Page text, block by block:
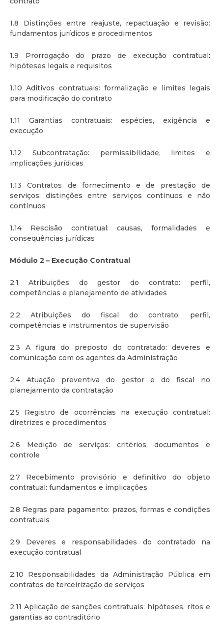
1.8 Distinções entre reajuste, repactuação e revisão:
fundamentos jurídicos e procedimentos
1.9 Prorrogação do prazo de execução contratual:
hipóteses legais e requisitos
1.10 Aditivos contratuais: formalização e limites legais
para modificação do contrato
1.11 Garantias contratuais: espécies, exigência e
execução
1.12 Subcontratação: permissibilidade, limites e
implicações jurídicas
1.13 Contratos de fornecimento e de prestação de
serviços: distinções entre serviços contínuos e não
contínuos
1.14 Rescisão contratual: causas, formalidades e
consequências jurídicas
Módulo 2 – Execução Contratual
2.1 Atribuições do gestor do contrato: perfil,
competências e planejamento de atividades
2.2 Atribuições do fiscal do contrato: perfil,
competências e instrumentos de supervisão
2.3 A figura do preposto do contratado: deveres e
comunicação com os agentes da Administração
2.4 Atuação preventiva do gestor e do fiscal no
planejamento da contratação
2.5 Registro de ocorrências na execução contratual:
diretrizes e procedimentos
2.6 Medição de serviços: critérios, documentos e
controle
2.7 Recebimento provisório e definitivo do objeto
contratual: fundamentos e implicações
2.8 Regras para pagamento: prazos, formas e condições
contratuais
2.9 Deveres e responsabilidades do contratado na
execução contratual
2.10 Responsabilidades da Administração Pública em
contratos de terceirização de serviços
2.11 Aplicação de sanções contratuais: hipóteses, ritos e
garantias ao contraditório